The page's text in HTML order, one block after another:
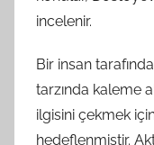
incelenir.
Bir insan
tarzında kaleme
ilgisini çekmek
hedeflenmiştir.